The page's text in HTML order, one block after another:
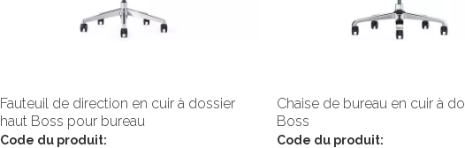
Fauteuil de direction en cuir à dossier
haut Boss pour bureau
Code du produit:
Chaise de bureau en cuir à
Boss
Code du produit: